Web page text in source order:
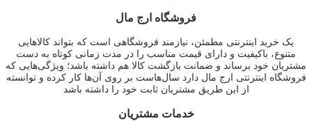
فروشگاه ارج مال
یک خرید اینترنتی مطمئن، نیازمند فروشگاهی است که بتواند کالاهایی
متنوع، باکیفیت و دارای قیمت مناسب را در مدت زمانی کوتاه به دست
مشتریان خود برساند و ضمانت بازگشت کالا هم داشته باشد؛ ویژگی‌هایی که
فروشگاه اینترنتی ارج مال دارد سال‌هاست بر روی آن‌ها کار کرده و توانسته
از این طریق مشتریان ثابت خود را داشته باشد
خدمات مشتریان